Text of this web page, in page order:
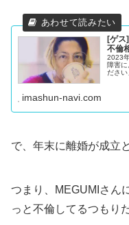
[ゲス
不倫
2023
障害に
ださい
imashun-navi.com
で、年末に離婚が成立と
つまり、MEGUMIさん
っと不倫してるつもり